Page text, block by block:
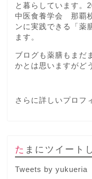
と暮らしています。
中医食養学会 那覇
ンに実践できる「薬
ます。
ブログも薬膳もまだ
かとは思いますがど
さらに詳しいプロフ
たまにツイート
Tweets by yukueria